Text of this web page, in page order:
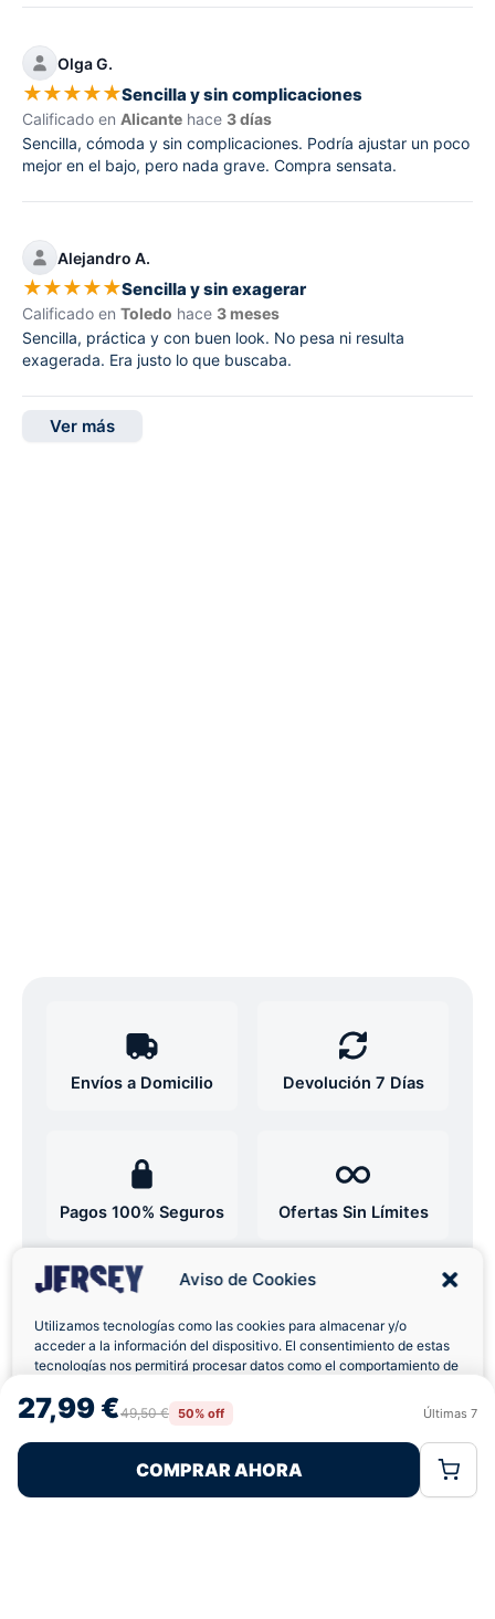
Aviso de Cookies
Utilizamos tecnologías como las cookies para almacenar y/o
acceder a la información del dispositivo. El consentimiento de estas
tecnologías nos permitirá procesar datos como el comportamiento de
retirar el consentimiento, puede afectar negativamente a ciertas
características y funciones.
Rechazar
Política de CookiesPolítica de Privacidad
27,99 €49,50 € 50% off Últimas 7
COMPRAR AHORA
Olga G.
★★★★★Sencilla y sin complicaciones
Calificado en Alicante hace 3 días
Sencilla, cómoda y sin complicaciones. Podría ajustar un poco
mejor en el bajo, pero nada grave. Compra sensata.
Alejandro A.
★★★★★Sencilla y sin exagerar
Calificado en Toledo hace 3 meses
Sencilla, práctica y con buen look. No pesa ni resulta
exagerada. Era justo lo que buscaba.
Ver más
Envíos a Domicilio Devolución 7 Días
Pagos 100% Seguros Ofertas Sin Límites
★★★★★ 4,7 basado en 12+ reseñas
¿Tienes dudas con la talla o el envío?
Escríbenos por WhatsApp